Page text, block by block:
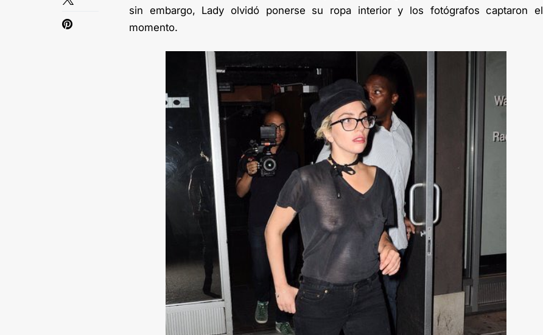
sin embargo, Lady olvidó ponerse su ropa interior y los fotógrafos captaron el
momento.